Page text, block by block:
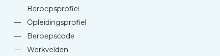
—
Beroepsprofiel
—
Opleidingsprofiel
—
Beroepscode
—
Werkvelden